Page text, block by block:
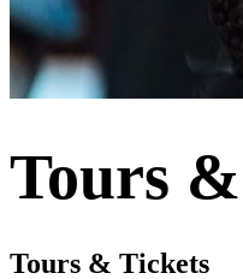
Tours
Tours & Tickets